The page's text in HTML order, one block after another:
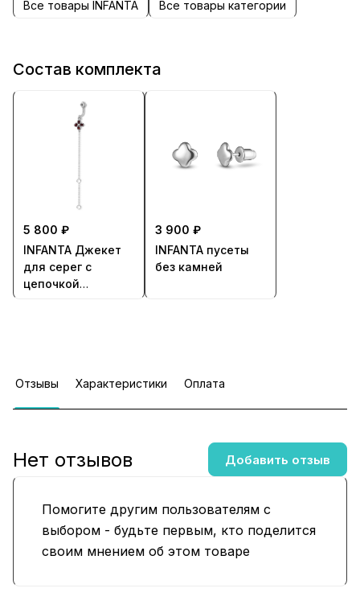
Все товары INFANTA Все товары категории
Состав комплекта
5 800 ₽
INFANTA Джекет
для серег с
цепочкой
3 900 ₽
INFANTA пусеты
без камней
Отзывы Характеристики Оплата
Помогите другим пользователям с
выбором - будьте первым, кто поделится
своим мнением об этом товаре
Нет отзывов Добавить отзыв